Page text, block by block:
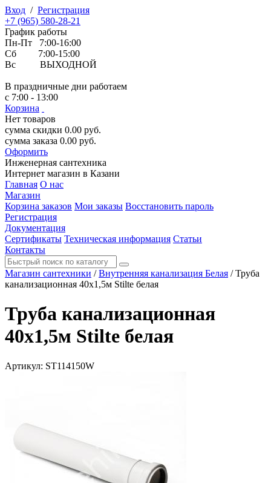
Вход / Регистрация
+7 (965) 580-28-21
График работы
Пн-Пт 7:00-16:00
Сб 7:00-15:00
Вс ВЫХОДНОЙ
В праздничные дни работаем
с 7:00 - 13:00
Корзина
Нет товаров
сумма скидки 0.00 руб.
сумма заказа 0.00 руб.
Оформить
Инженерная сантехника
Интернет магазин в Казани
Главная О нас
Магазин
Корзина заказов Мои заказы Восстановить пароль
Регистрация
Документация
Сертификаты Техническая информация Статьи
Контакты
Магазин сантехники / Внутренняя канализация Белая / Труба
канализационная 40х1,5м Stilte белая
Труба канализационная
40х1,5м Stilte белая
Артикул: ST114150W